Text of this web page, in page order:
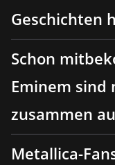
Geschichten
Schon
Eminem sind
zusammen
Metallica-